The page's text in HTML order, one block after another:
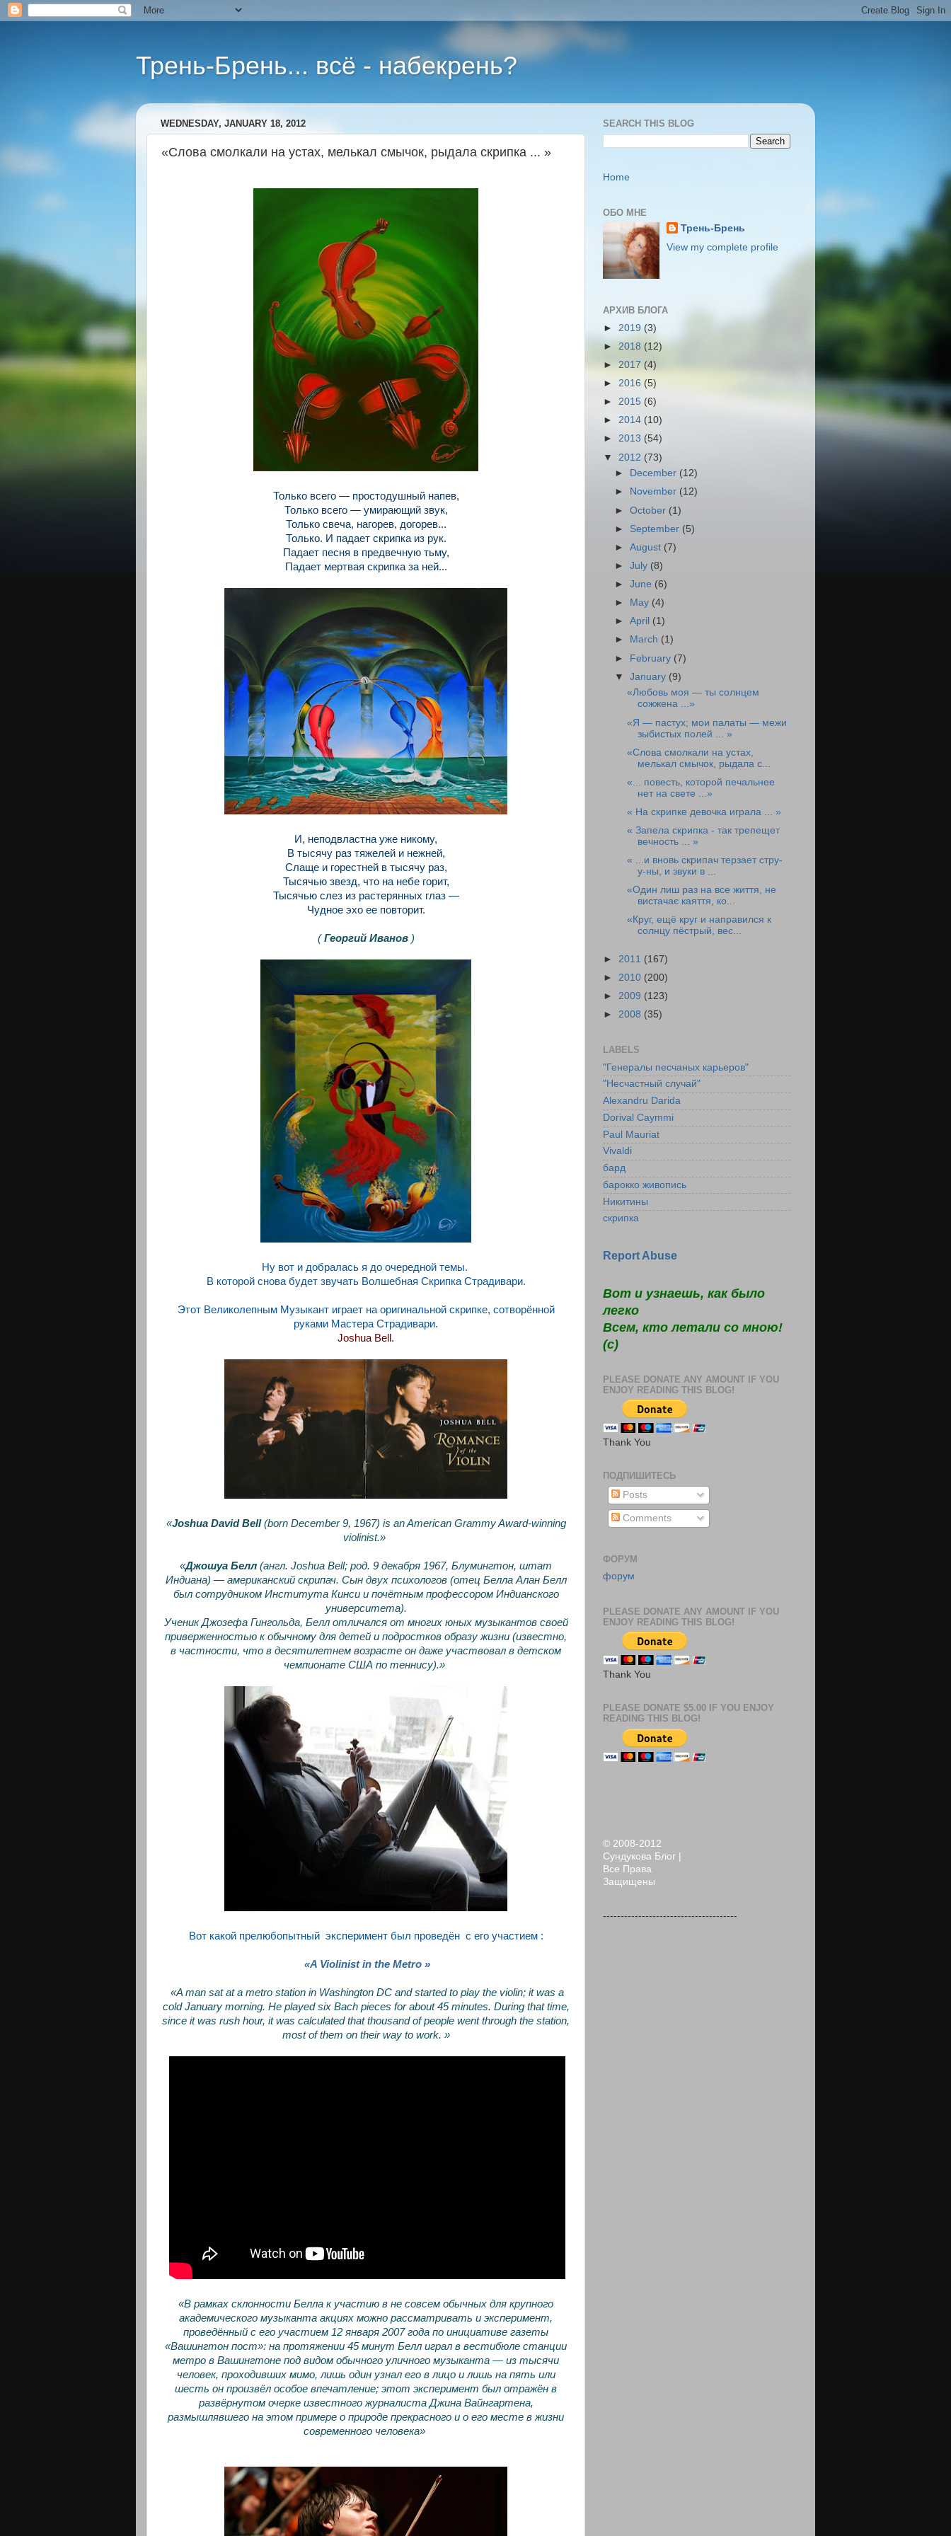
Трень-Брень... всё - набекрень?
WEDNESDAY, JANUARY 18, 2012
«Слова смолкали на устах, мелькал смычок, рыдала скрипка ... »
Только всего — простодушный напев,
Только всего — умирающий звук,
Только свеча, нагорев, догорев...
Только. И падает скрипка из рук.
Падает песня в предвечную тьму,
Падает мертвая скрипка за ней...
И, неподвластна уже никому,
В тысячу раз тяжелей и нежней,
Слаще и горестней в тысячу раз,
Тысячью звезд, что на небе горит,
Тысячью слез из растерянных глаз —
Чудное эхо ее повторит.
(Георгий Иванов)
Ну вот и добралась я до очередной темы.
В которой снова будет звучать Волшебная Скрипка Страдивари.
Этот Великолепным Музыкант играет на оригинальной скрипке, сотворённой
руками Мастера Страдивари.
Joshua Bell.
«Joshua David Bell(born December 9, 1967) is an American Grammy Award-winning
violinist.»
«Джошуа Белл (англ. Joshua Bell; род. 9 декабря 1967, Блумингтон, штат
Индиана) — американский скрипач. Сын двух психологов (отец Белла Алан Белл
был сотрудником Института Кинси и почётным профессором Индианского
университета).
Ученик Джозефа Гингольда, Белл отличался от многих юных музыкантов своей
приверженностью к обычному для детей и подростков образу жизни (известно,
в частности, что в десятилетнем возрасте он даже участвовал в детском
чемпионате США по теннису).»
Вот какой прелюбопытный эксперимент был проведён с его участием :
«A Violinist in the Metro »
«A man sat at a metro station in Washington DC and started to play the violin; it was a
cold January morning. He played six Bach pieces for about 45 minutes. During that time,
since it was rush hour, it was calculated that thousand of people went through the station,
most of them on their way to work. »
«В рамках склонности Белла к участию в не совсем обычных для крупного
академического музыканта акциях можно рассматривать и эксперимент,
проведённый с его участием 12 января 2007 года по инициативе газеты
«Вашингтон пост»: на протяжении 45 минут Белл играл в вестибюле станции
метро в Вашингтоне под видом обычного уличного музыканта — из тысячи
человек, проходивших мимо, лишь один узнал его в лицо и лишь на пять или
шесть он произвёл особое впечатление; этот эксперимент был отражён в
развёрнутом очерке известного журналиста Джина Вайнгартена,
размышлявшего на этом примере о природе прекрасного и о его месте в жизни
современного человека»
SEARCH THIS BLOG
Home
ОБО МНЕ
Трень-Брень
View my complete profile
АРХИВ БЛОГА
► 2019 (3)
► 2018 (12)
► 2017 (4)
► 2016 (5)
► 2015 (6)
► 2014 (10)
► 2013 (54)
▼ 2012 (73)
►
December (12)
►
November (12)
►October (1)
► September (5)
►August (7)
►July (8)
►June (6)
►
May (4)
►April (1)
►
March (1)
► February (7)
▼January (9)
«Любовь моя — ты солнцем
сожжена ...»
«Я — пастух; мои палаты — межи
зыбистых полей ... »
«Слова смолкали на устах,
мелькал смычок, рыдала с...
«... повесть, которой печальнее
нет на свете ...»
« На скрипке девочка играла ... »
« Запела скрипка - так трепещет
вечность ... »
« ...и вновь скрипач терзает стру-
у-ны, и звуки в ...
«Один лиш раз на все життя, не
вистачає каяття, ко...
«Круг, ещё круг и направился к
солнцу пёстрый, вес...
► 2011 (167)
► 2010 (200)
► 2009 (123)
► 2008 (35)
LABELS
"Генералы песчаных карьеров"
"Несчастный случай"
Alexandru Darida
Dorival Caymmi
Paul Mauriat
Vivaldi
бард
барокко живопись
Никитины
скрипка
Report Abuse
Вот и узнаешь, как было
легко
Всем, кто летали со мною!
(c)
PLEASE DONATE ANY AMOUNT IF YOU
ENJOY READING THIS BLOG!
Thank You
ПОДПИШИТЕСЬ
Posts
Comments
ФОРУМ
форум
PLEASE DONATE ANY AMOUNT IF YOU
ENJOY READING THIS BLOG!
Thank You
PLEASE DONATE $5.00 IF YOU ENJOY
READING THIS BLOG!
© 2008-2012
Сундукова Блог |
Все Права
Защищены
--------------------------------------